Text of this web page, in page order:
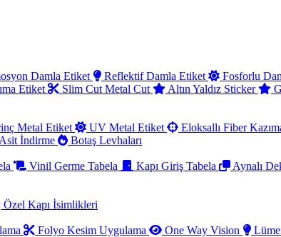
Damla Etiket Reflektif Damla Etiket
Fosforlu
Etiket Slim Cut Metal Cut Altın Yaldız Sticker
Metal Etiket UV Metal Etiket Eloksallı Fiber
İndirme
Botaş Levhaları
Vinil Germe Tabela Kapı Giriş Tabela
Aynalı
Özel Kapı İsimlikleri
Folyo Kesim Uygulama One Way Vision